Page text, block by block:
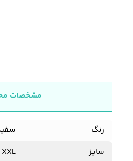
مشخصات
رنگ
سایز
XXL